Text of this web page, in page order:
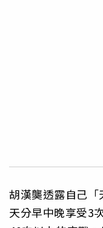
胡漢龑透露自己
天分早中晚享受3